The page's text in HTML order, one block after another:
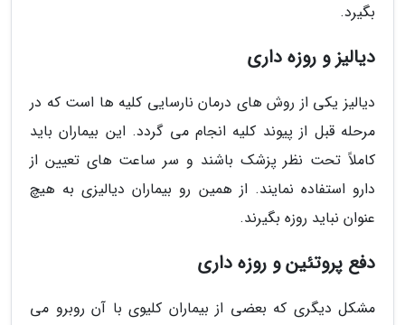
بگیرد.
دیالیز و روزه داری
دیالیز یکی از روش های درمان نارسایی کلیه ها است که در
مرحله قبل از پیوند کلیه انجام می گردد. این بیماران باید
کاملاً تحت نظر پزشک باشند و سر ساعت های تعیین از
دارو استفاده نمایند. از همین رو بیماران دیالیزی به هیچ
عنوان نباید روزه بگیرند.
دفع پروتئین و روزه داری
مشکل دیگری که بعضی از بیماران کلیوی با آن روبرو می